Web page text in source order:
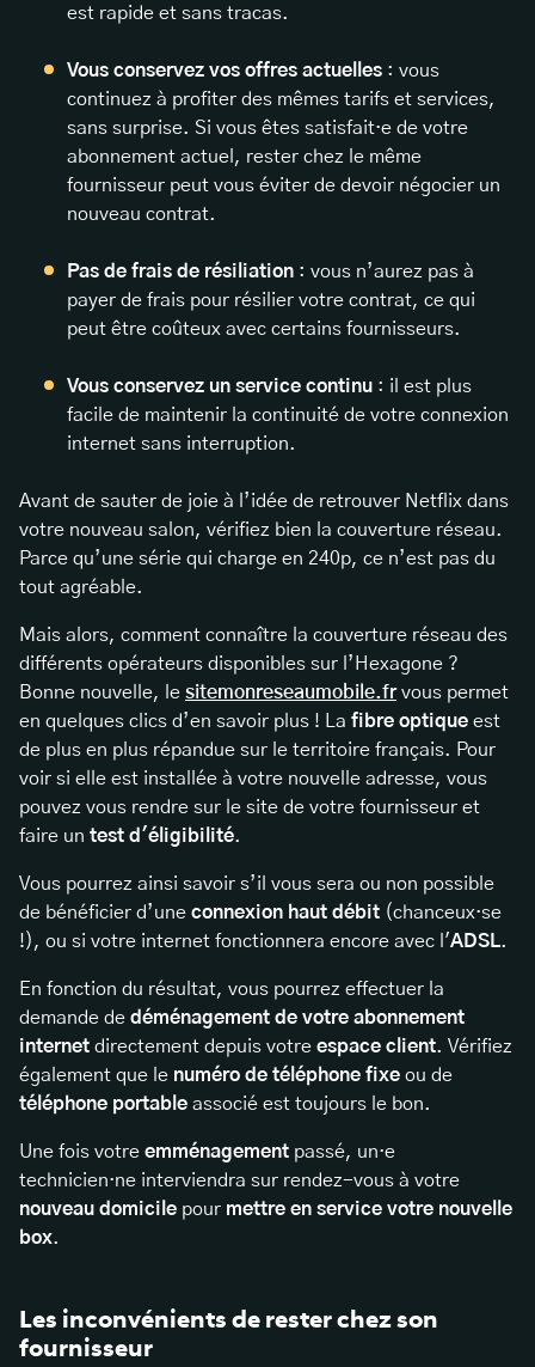
est rapide et sans tracas.
Vous conservez vos offres actuelles : vous
continuez à profiter des mêmes tarifs et services,
sans surprise. Si vous êtes satisfait·e de votre
abonnement actuel, rester chez le même
fournisseur peut vous éviter de devoir négocier un
nouveau contrat.
Pas de frais de résiliation : vous n’aurez pas à
payer de frais pour résilier votre contrat, ce qui
peut être coûteux avec certains fournisseurs.
Vous conservez un service continu : il est plus
facile de maintenir la continuité de votre connexion
internet sans interruption.
Avant de sauter de joie à l’idée de retrouver Netflix dans
votre nouveau salon, vérifiez bien la couverture réseau.
Parce qu’une série qui charge en 240p, ce n’est pas du
tout agréable.
Mais alors, comment connaître la couverture réseau des
différents opérateurs disponibles sur l’Hexagone ?
Bonne nouvelle, le sitemonreseaumobile.frvous permet
en quelques clics d’en savoir plus ! La fibre optique est
de plus en plus répandue sur le territoire français. Pour
voir si elle est installée à votre nouvelle adresse, vous
pouvez vous rendre sur le site de votre fournisseur et
faire un test d'éligibilité.
Vous pourrez ainsi savoir s’il vous sera ou non possible
de bénéficier d’une connexion haut débit (chanceux·se
!), ou si votre internet fonctionnera encore avec l'ADSL.
En fonction du résultat, vous pourrez effectuer la
demande de déménagement de votre abonnement
internet directement depuis votre espace client. Vérifiez
également que le numéro de téléphone fixe ou de
téléphone portable associé est toujours le bon.
Une fois votre emménagement passé, un·e
technicien·ne interviendra sur rendez-vous à votre
nouveau domicile pour mettre en service votre nouvelle
box.
Les inconvénients de rester chez son
fournisseur